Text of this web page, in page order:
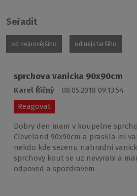
Seřadit
od nejnovějšího od nejstaršího
sprchova vanicka 90x90cm
Karel Říčný
08.05.2018 09:13:54
Reagovat
Dobry den mam v koupelne
Cleveland 90x90cm a praskla mi
nekdo kde sezenu nahradni
sprchovy kout se uz nevyrabi a
odpoved a spozdravem